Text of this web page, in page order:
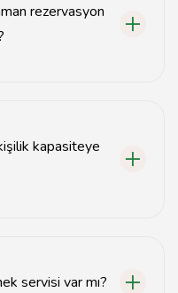
rezervasyon
kapasiteye
servisi var mı?